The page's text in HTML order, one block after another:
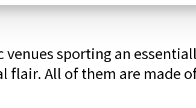
venues sporting an
flair. All of them are made